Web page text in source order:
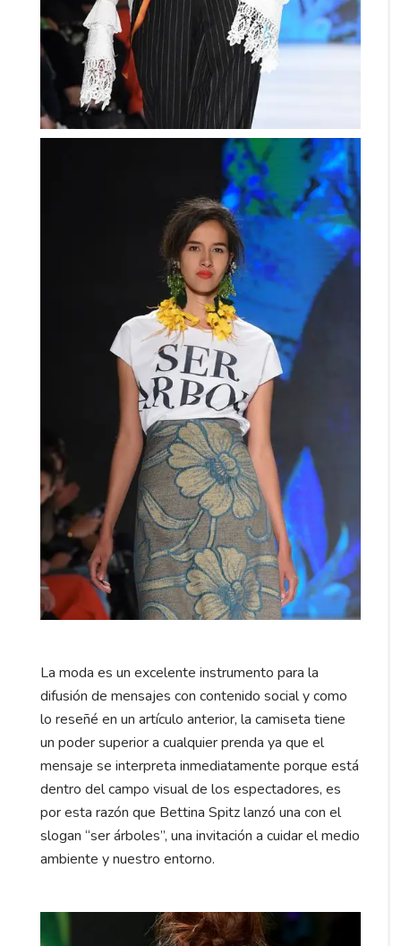
La moda es un excelente instrumento para la
difusión de mensajes con contenido social y como
lo reseñé en un artículo anterior, la camiseta tiene
un poder superior a cualquier prenda ya que el
mensaje se interpreta inmediatamente porque está
dentro del campo visual de los espectadores, es
por esta razón que Bettina Spitz lanzó una con el
slogan “ser árboles”, una invitación a cuidar el medio
ambiente y nuestro entorno.